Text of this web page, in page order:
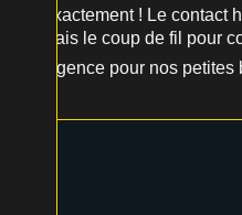
Exactement ! Le
mais le coup de fil pour
urgence pour nos